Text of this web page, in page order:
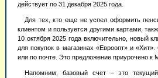
действует по 31 декабря 2025 года.
Для тех, кто еще не успел оформить
клиентом и пользуется другими картами,
10 октября 2025 года включительно, новый
для покупок в магазинах «Евроопт» и
или по почте. Это предложение приурочено
Напомним, базовый счет – это